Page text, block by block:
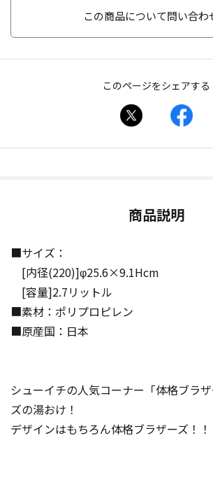
この商品について問い合わ
このページをシェアする
商品説明
■サイズ：
[内径(220)]φ25.6×9.1Hcm
[容量]2.7リットル
■素材：ポリプロピレン
■原産国：日本
シューイチの人気コーナー「体格ブラ
ズの湯おけ！
デザインはもちろん体格ブラザーズ！！